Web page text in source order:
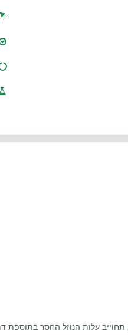
תחוייב עלות הנוזל החסר בתוספת